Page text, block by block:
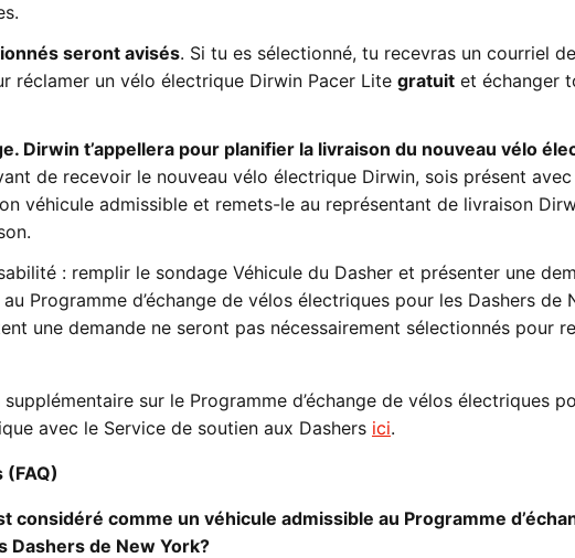
seront avisés. Si tu es sélectionné, tu recevras un courriel
réclamer un vélo électrique Dirwin Pacer Lite gratuit et échanger
Dirwin t’appellera pour planifier la livraison du nouveau vélo
de recevoir le nouveau vélo électrique Dirwin, sois présent
véhicule admissible et remets-le au représentant de livraison
: remplir le sondage Véhicule du Dasher et présenter une
Programme d’échange de vélos électriques pour les Dashers de
une demande ne seront pas nécessairement sélectionnés pour
sur le Programme d’échange de vélos électriques
avec le Service de soutien aux Dashers ici.
(FAQ)
considéré comme un véhicule admissible au Programme
Dashers de New York?